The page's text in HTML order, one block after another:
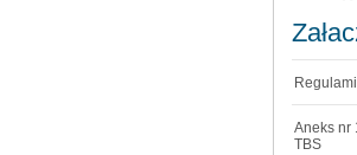
Aneks nr
TBS